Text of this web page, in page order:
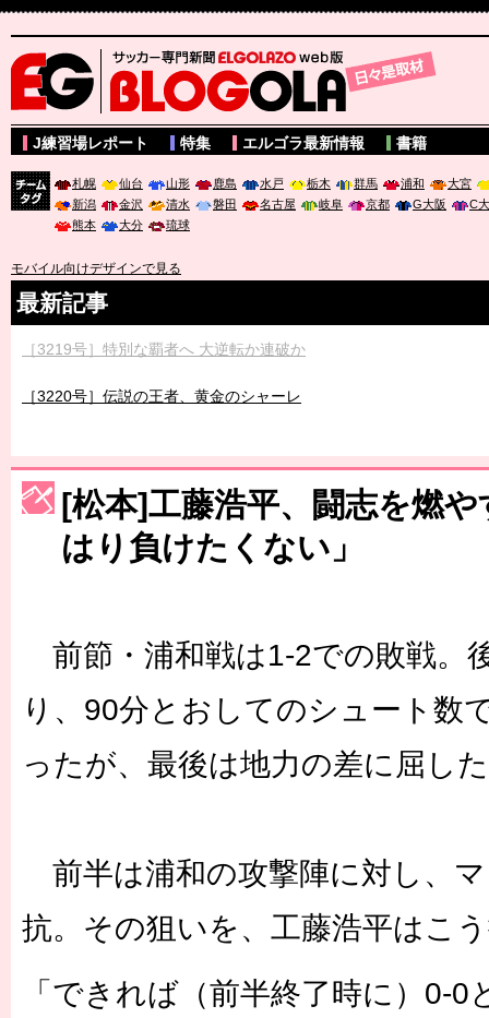
サッカー専門新聞ELGOLAZO web版 BLOGOLA
J練習場レポート 特集 エルゴラ最新情報 書籍
札幌 仙台 山形 鹿島 水戸 栃木 群馬 浦和
大宮
新潟
金沢 清水 磐田 名古屋 岐阜 京都 G大阪
C
熊本
大分 琉球
モバイル向けデザインで見る
最新記事
［3219号］特別な覇者へ 大逆転か連破か
［3220号］伝説の王者、黄金のシャーレ
［3230号］世界一への夢は終わらない
［3223号］一丸。日本出陣
［3222号］史上最大のW杯開幕 注目は「個」
[松本]工藤浩平、闘志を燃
はり負けたくない」
前節・浦和戦は1-2での敗戦。
り、90分とおしてのシュート数
ったが、最後は地力の差に屈し
前半は浦和の攻撃陣に対し、
抗。その狙いを、工藤浩平はこ
「できれば（前半終了時に）0-